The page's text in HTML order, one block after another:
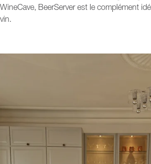
WineCave, BeerServer est le complément
vin.